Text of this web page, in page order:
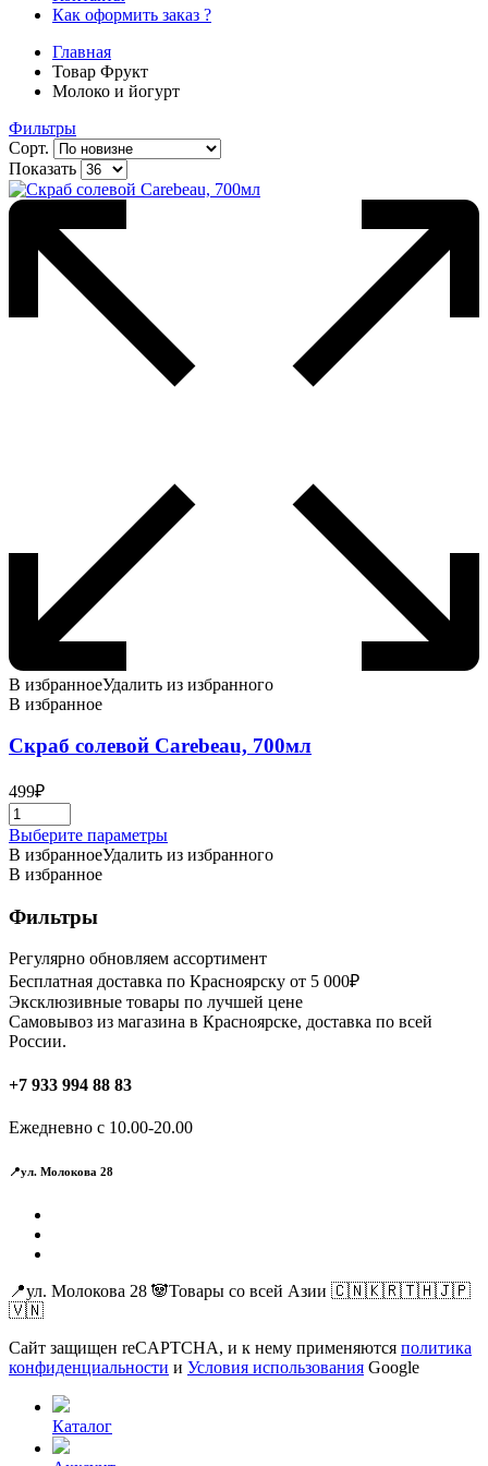
Как оформить заказ ?
Главная
Товар Фрукт
Молоко и йогурт
Фильтры
Сорт.
Показать
В избранноеУдалить из избранного
В избранное
Скраб солевой Carebeau, 700мл
499₽
Выберите параметрыЭтот
товар
можно
выбрать
на
странице
товара.
В избранноеУдалить из избранного
В избранное
Фильтры
Регулярно обновляем ассортимент
Бесплатная доставка по Красноярску от 5 000₽
Эксклюзивные товары по лучшей цене
Самовывоз из магазина в Красноярске, доставка по всей
России.
+7 933 994 88 83
Ежедневно с 10.00-20.00
📍ул. Молокова 28
📍ул. Молокова 28 🐼Товары со всей Азии 🇨🇳🇰🇷🇹🇭🇯🇵
🇻🇳
Сайт защищен reCAPTCHA, и к нему применяются политика
конфиденциальности и Условия использования Google
Каталог